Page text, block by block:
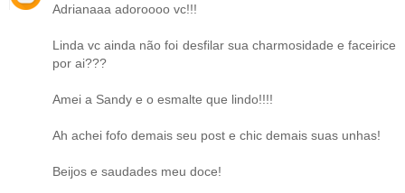
Adrianaaa adoroooo vc!!!
Linda vc ainda não foi desfilar sua charmosidade e faceirice
por ai???
Amei a Sandy e o esmalte que lindo!!!!
Ah achei fofo demais seu post e chic demais suas unhas!
Beijos e saudades meu doce!